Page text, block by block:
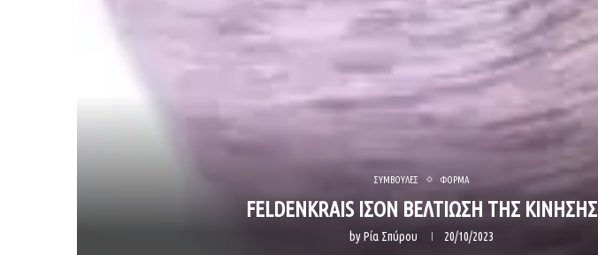
ΣΥΜΒΟΥΛΕΣ ΦΟΡΜΑ
FELDENKRAIS ΙΣΟΝ ΒΕΛΤΙΩΣΗ ΤΗΣ ΚΙΝΗΣΗΣ
byΡία Σπύρου 20/10/2023